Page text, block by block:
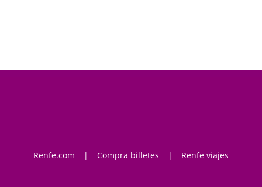
Renfe.com Compra billetes Renfe viajes